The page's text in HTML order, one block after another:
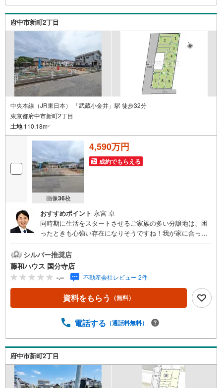
府中市新町2丁目
中央本線（JR東日本） 「武蔵小金井」駅 徒歩32分
東京都府中市新町2丁目
土地110.18m2
画像36枚
4,590万円
成約でもらえる
おすすめポイント 永宮 卓
同時期に生活をスタートさせるご家族の多い分譲地は、困
ったときも心強い存在になりそうですね！我が家に合った
の「こんな家に住みたい！」をお聞かせ下さい。
シルバー推奨店
藤和ハウス 国分寺店
-.-- 不動産会社レビュー 2件
資料をもらう （無料）
電話する （通話料無料）
府中市新町2丁目